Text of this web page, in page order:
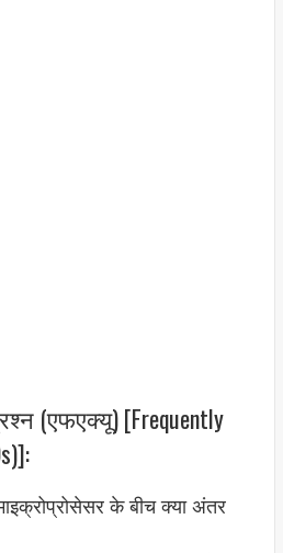
(एफएक्यू) [Frequently
के बीच क्या अंतर